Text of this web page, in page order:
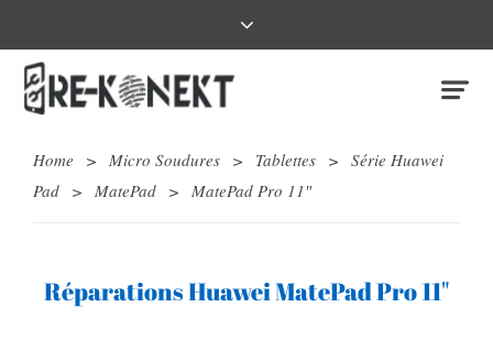
Home > Micro Soudures > Tablettes > Série Huawei
Pad > MatePad > MatePad Pro 11″
Réparations Huawei MatePad Pro 11"